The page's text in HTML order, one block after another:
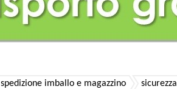
spedizione imballo e magazzino sicurezza